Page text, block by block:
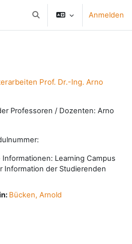
Sucheingabe umschalten
Anmelden
Prof. Dr.-Ing. Arno
Professoren / Dozenten: Arno
Informationen: Learning Campus
Information der Studierenden
Bücken, Arnold